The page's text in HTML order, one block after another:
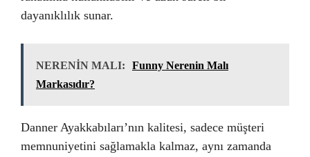
dayanıklılık sunar.
NERENİN MALI:
Funny Nerenin Malı
Markasıdır?
Danner Ayakkabıları’nın kalitesi, sadece müşteri
memnuniyetini sağlamakla kalmaz, aynı zamanda